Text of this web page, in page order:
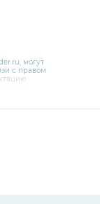
.ru, могут
с правом